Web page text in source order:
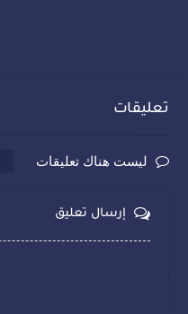
تعليقات
ليست هناك تعليقات
إرسال تعليق